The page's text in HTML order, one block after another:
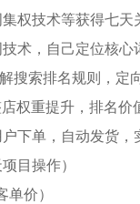
权技术等获得七天
术，自己定位核心
索排名规则，定
权重提升，排名价
下单，自动发货，
目操作）
价）